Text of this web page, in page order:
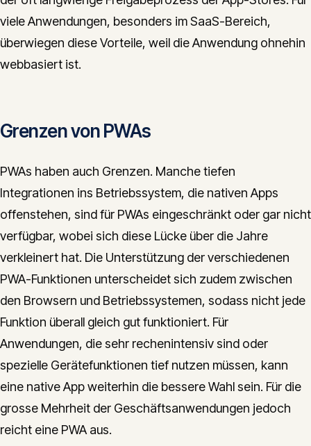
viele Anwendungen, besonders im SaaS-Bereich,
überwiegen diese Vorteile, weil die Anwendung ohnehin
webbasiert ist.
Grenzen von PWAs
PWAs haben auch Grenzen. Manche tiefen
Integrationen ins Betriebssystem, die nativen Apps
offenstehen, sind für PWAs eingeschränkt oder gar nicht
verfügbar, wobei sich diese Lücke über die Jahre
verkleinert hat. Die Unterstützung der verschiedenen
PWA-Funktionen unterscheidet sich zudem zwischen
den Browsern und Betriebssystemen, sodass nicht jede
Funktion überall gleich gut funktioniert. Für
Anwendungen, die sehr rechenintensiv sind oder
spezielle Gerätefunktionen tief nutzen müssen, kann
eine native App weiterhin die bessere Wahl sein. Für die
grosse Mehrheit der Geschäftsanwendungen jedoch
reicht eine PWA aus.